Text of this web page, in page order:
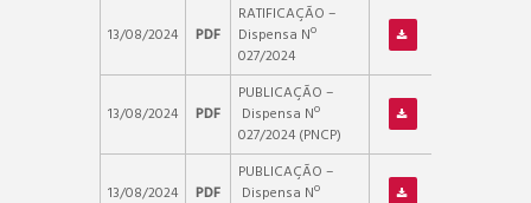
13/08/2024 PDF
RATIFICAÇÃO –
Dispensa Nº
027/2024
13/08/2024 PDF
PUBLICAÇÃO –
Dispensa Nº
027/2024 (PNCP)
13/08/2024 PDF
PUBLICAÇÃO –
Dispensa Nº